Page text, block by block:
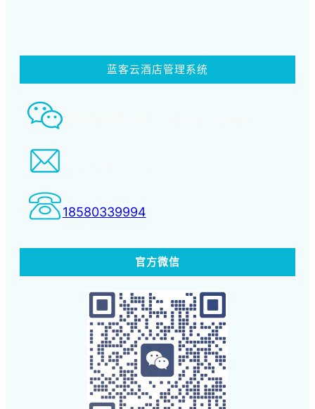
蓝客云酒店管理系统
智慧酒店事业部： 18580339994
18580339994
官方微信